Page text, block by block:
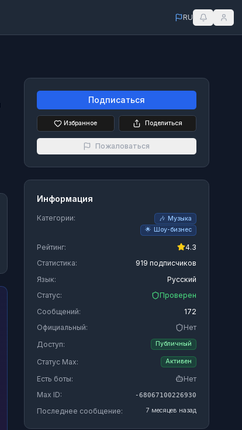
RU
Подписаться
Избранное Поделиться
Пожаловаться
Информация
Категории: 🎶 Музыка
🌟 Шоу-бизнес
Рейтинг:
4.3
Статистика:
919 подписчиков
Язык:
Русский
Статус:
Проверен
Сообщений:
172
Официальный:
Нет
Доступ:
Публичный
Статус Max: Активен
Есть боты:
Нет
Max ID:
-68067100226930
Последнее сообщение: 7 месяцев назад